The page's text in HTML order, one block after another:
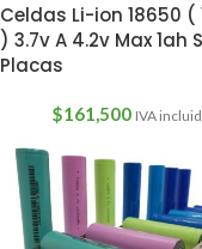
Celdas Li-ion 18650 (
) 3.7v A 4.2v Max 1ah
Placas
$161,500 IVA